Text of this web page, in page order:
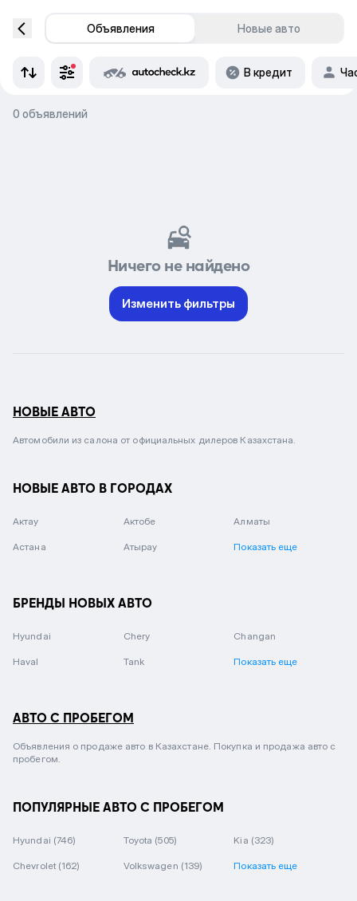
Объявления Новые авто
В кредит
0 объявлений
Ничего не найдено
Изменить фильтры
НОВЫЕ АВТО
Автомобили из салона от официальных дилеров Казахстана.
НОВЫЕ АВТО В ГОРОДАХ
Актау Актобе Алматы
Астана Атырау Показать еще
БРЕНДЫ НОВЫХ АВТО
Hyundai Chery Changan
Haval Tank Показать еще
АВТО С ПРОБЕГОМ
Объявления о продаже авто в Казахстане. Покупка и продажа авто с
пробегом.
ПОПУЛЯРНЫЕ АВТО С ПРОБЕГОМ
Hyundai (746) Toyota (505) Kia (323)
Chevrolet (162) Volkswagen (139) Показать еще